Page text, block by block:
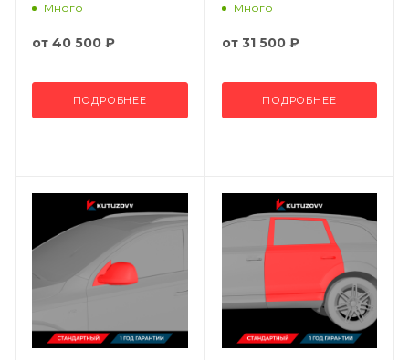
Много
от 40 500 ₽
ПОДРОБНЕЕ
Много
от 31 500 ₽
ПОДРОБНЕЕ